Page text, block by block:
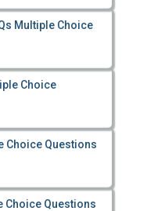
Multiple Choice
Choice
Choice Questions
Choice Questions